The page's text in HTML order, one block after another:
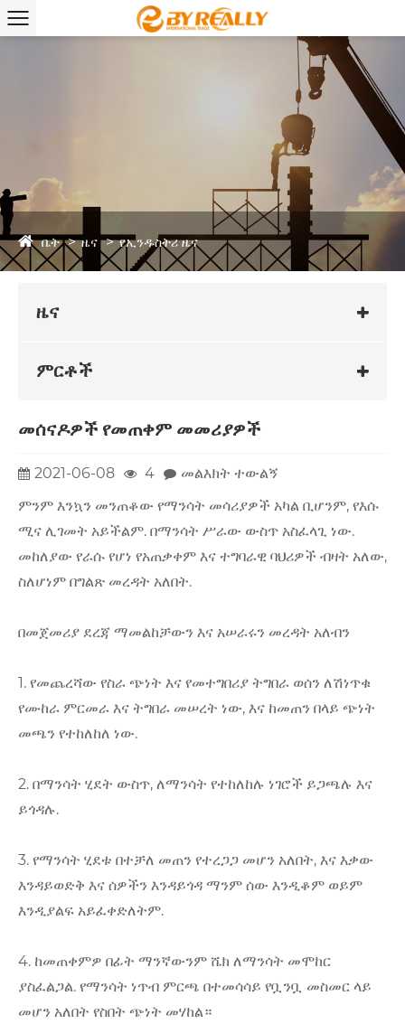
ቤት ዜና የኢንዱስትሪ ዜና
ዜና
ምርቶች
መሰናዶዎች የመጠቀም መመሪያዎች
2021-06-08 4
መልእክት ተውልኝ
ምንም እንኳን መንጠቆው የማንሳት መሳሪያዎች አካል ቢሆንም, የእሱ
ሚና ሊገመት አይችልም. በማንሳት ሥራው ውስጥ አስፈላጊ ነው.
መከለያው የራሱ የሆነ የአጠቃቀም እና ተግባራዊ ባህሪዎች ብዛት አለው,
ስለሆነም በግልጽ መረዳት አለበት.
በመጀመሪያ ደረጃ ማመልከቻውን እና አሠራሩን መረዳት አለብን
1. የመጨረሻው የስራ ጭነት እና የመተግበሪያ ትግበራ ወሰን ለሽነጥቁ
የሙከራ ምርመራ እና ትግበራ መሠረት ነው, እና ከመጠን በላይ ጭነት
መጫን የተከለከለ ነው.
2. በማንሳት ሂደት ውስጥ, ለማንሳት የተከለከሉ ነገሮች ይጋጫሉ እና
ይጎዳሉ.
3. የማንሳት ሂደቱ በተቻለ መጠን የተረጋጋ መሆን አለበት, እና እቃው
እንዳይወድቅ እና ሰዎችን እንዳይጎዳ ማንም ሰው እንዲቆም ወይም
እንዲያልፍ አይፈቀድለትም.
4. ከመጠቀምዎ በፊት ማንኛውንም ሼክ ለማንሳት መሞከር
ያስፈልጋል. የማንሳት ነጥብ ምርጫ በተመሳሳይ የቧንቧ መስመር ላይ
መሆን አለበት የስበት ጭነት መሃከል።